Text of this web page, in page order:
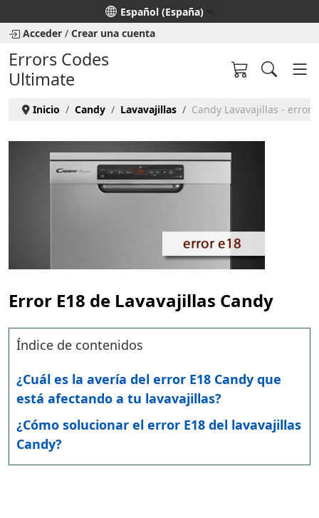
Seleccione su idioma
Español (España)
Acceder / Crear una cuenta
Errors Codes
Ultimate
Inicio Candy Lavavajillas Candy Lavavajillas - error
Error E18 de Lavavajillas Candy
Índice de contenidos
¿Cuál es la avería del error E18 Candy que
está afectando a tu lavavajillas?
¿Cómo solucionar el error E18 del lavavajillas
Candy?